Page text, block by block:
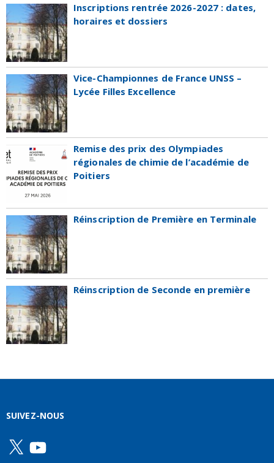
Inscriptions rentrée 2026-2027 : dates,
horaires et dossiers
Vice-Championnes de France UNSS –
Lycée Filles Excellence
Remise des prix des Olympiades
régionales de chimie de l’académie de
Poitiers
Réinscription de Première en Terminale
Réinscription de Seconde en première
SUIVEZ-NOUS
X YouTube